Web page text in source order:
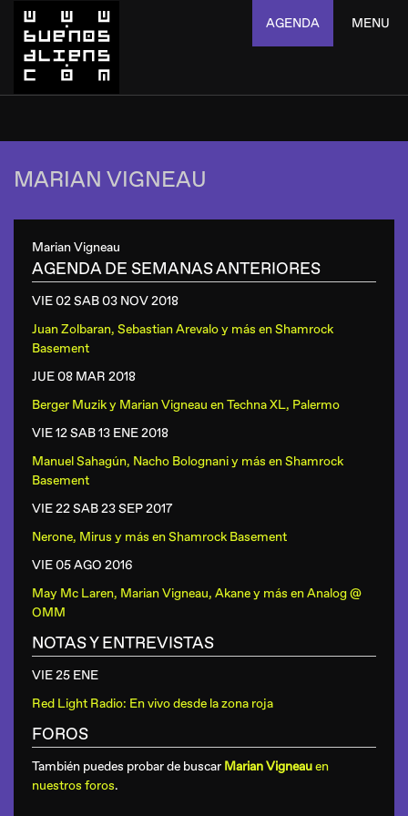
AGENDA MENU
MARIAN VIGNEAU
Marian Vigneau
AGENDA DE SEMANAS ANTERIORES
VIE 02 SAB 03 NOV2018
Juan Zolbaran, Sebastian Arevalo y más enShamrock
Basement
JUE 08 MAR 2018
Berger Muzik y Marian Vigneau enTechna XL, Palermo
VIE 12 SAB 13 ENE2018
Manuel Sahagún, Nacho Bolognani y más enShamrock
Basement
VIE 22 SAB 23 SEP2017
Nerone, Mirus y más enShamrock Basement
VIE 05 AGO 2016
May Mc Laren, Marian Vigneau, Akane y más enAnalog @
OMM
NOTAS Y ENTREVISTAS
VIE 25 ENE
Red Light Radio: En vivo desde la zona roja
FOROS
También puedes probar de buscar Marian Vigneauen
nuestros foros.